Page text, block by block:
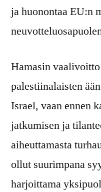
ja huonontaa EU:n
Hamasin
palestiinalaisten
Israel, vaan ennen
jatkumisen ja
aiheuttamasta
ollut suurimpana
harjoittama